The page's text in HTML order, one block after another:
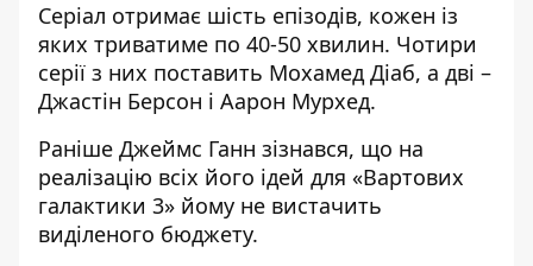
Серіал отримає шість епізодів, кожен із
яких триватиме по 40-50 хвилин. Чотири
серії з них поставить Мохамед Діаб, а дві –
Джастін Берсон і Аарон Мурхед.
Раніше Джеймс Ганн зізнався, що на
реалізацію всіх його ідей для «Вартових
галактики 3» йому не вистачить
виділеного бюджету.